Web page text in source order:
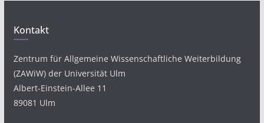
Kontakt
Zentrum für Allgemeine Wissenschaftliche Weiterbildung
(ZAWiW) der Universität Ulm
Albert-Einstein-Allee 11
89081 Ulm